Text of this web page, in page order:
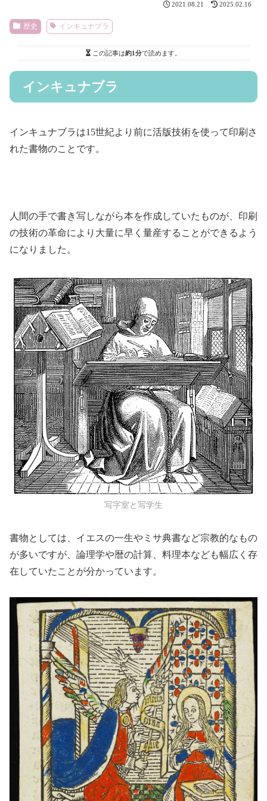
2021.08.21 2025.02.16
歴史 インキュナブラ
この記事は約1分で読めます。
インキュナブラ
インキュナブラは15世紀より前に活版技術を使って印刷さ
れた書物のことです。
人間の手で書き写しながら本を作成していたものが、印刷
の技術の革命により大量に早く量産することができるよう
になりました。
写字室と写学生
書物としては、イエスの一生やミサ典書など宗教的なもの
が多いですが、論理学や暦の計算、料理本なども幅広く存
在していたことが分かっています。